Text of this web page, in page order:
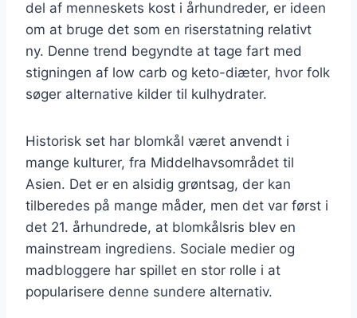
del af menneskets kost i århundreder, er ideen
om at bruge det som en riserstatning relativt
ny. Denne trend begyndte at tage fart med
stigningen af low carb og keto-diæter, hvor folk
søger alternative kilder til kulhydrater.
Historisk set har blomkål været anvendt i
mange kulturer, fra Middelhavsområdet til
Asien. Det er en alsidig grøntsag, der kan
tilberedes på mange måder, men det var først i
det 21. århundrede, at blomkålsris blev en
mainstream ingrediens. Sociale medier og
madbloggere har spillet en stor rolle i at
popularisere denne sundere alternativ.